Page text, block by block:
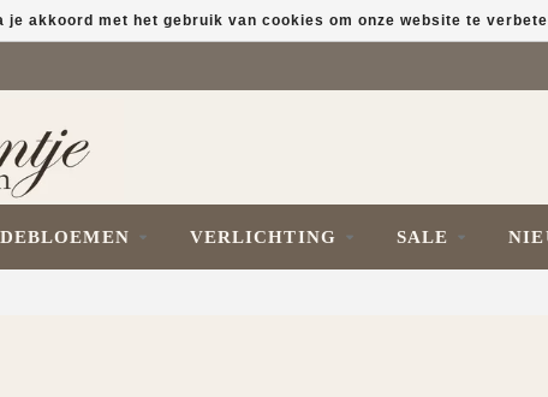
VERLICHTING SALE
je akkoord met het gebruik van cookies om onze website te